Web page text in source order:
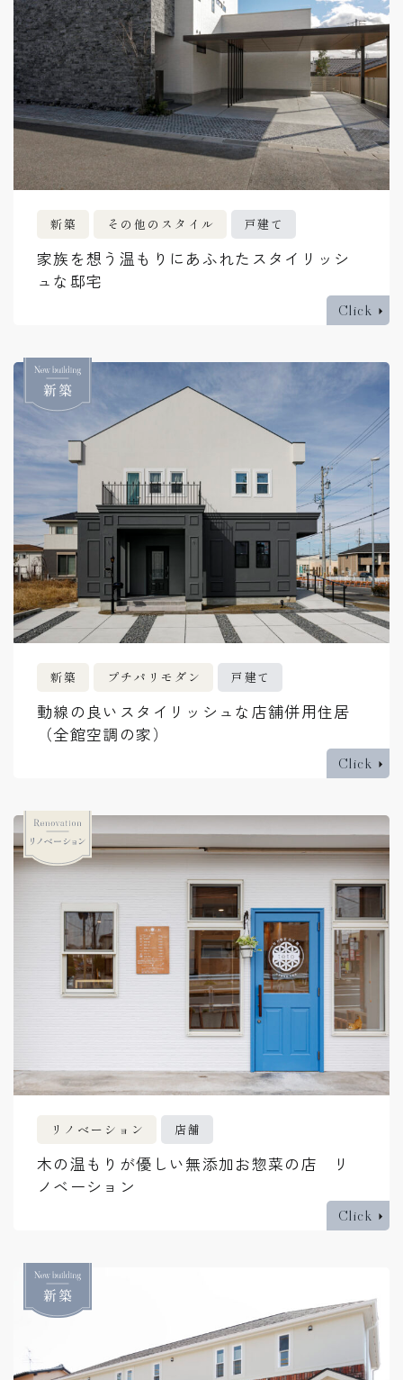
新築 その他のスタイル 戸建て
家族を想う温もりにあふれたスタイリッシ
ュな邸宅
Click
新築 プチパリモダン 戸建て
動線の良いスタイリッシュな店舗併用住居
（全館空調の家）
Click
リノベーション 店舗
木の温もりが優しい無添加お惣菜の店 リ
ノベーション
Click